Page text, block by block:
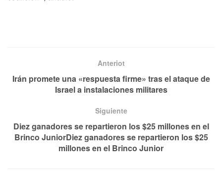
Anteriot
Irán promete una «respuesta firme» tras el ataque de
Israel a instalaciones militares
Siguiente
Diez ganadores se repartieron los $25 millones en el
Brinco JuniorDiez ganadores se repartieron los $25
millones en el Brinco Junior